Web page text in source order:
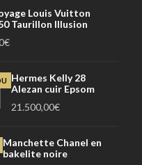
Louis Vuitton
Taurillon Illusion
€
Hermes Kelly 28
Alezan cuir Epsom
21.500,00€
Manchette Chanel en
bakelite noire